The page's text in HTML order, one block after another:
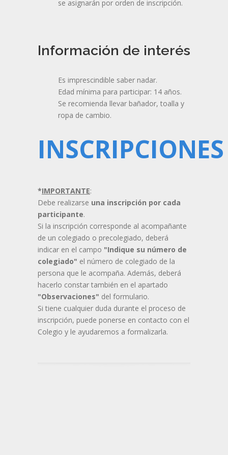
se asignarán por orden de inscripción.
Información de interés
Es imprescindible saber nadar.
Edad mínima para participar: 14 años.
Se recomienda llevar bañador, toalla y
ropa de cambio.
INSCRIPCIONES
*IMPORTANTE:
Debe realizarse una inscripción por cada
participante.
Si la inscripción corresponde al acompañante
de un colegiado o precolegiado, deberá
indicar en el campo "Indique su número de
colegiado" el número de colegiado de la
persona que le acompaña. Además, deberá
hacerlo constar también en el apartado
"Observaciones" del formulario.
Si tiene cualquier duda durante el proceso de
inscripción, puede ponerse en contacto con el
Colegio y le ayudaremos a formalizarla.